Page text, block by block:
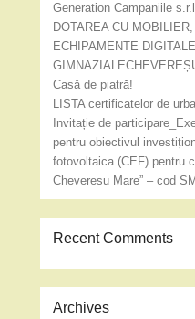
Generation Campaniile
DOTAREA CU
ECHIPAMENTE DIGITALE
Casă de piatră!
LISTA certificatelor de
Invitație de
pentru obiectivul
fotovoltaica (CEF) pentru
Cheveresu Mare” – cod
Recent Comments
Archives